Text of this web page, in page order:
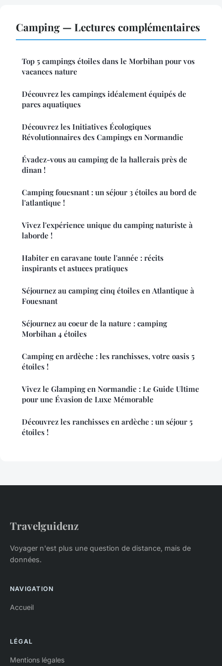
Camping — Lectures complémentaires
Top 5 campings étoiles dans le Morbihan pour vos
vacances nature
Découvrez les campings idéalement équipés de
parcs aquatiques
Découvrez les Initiatives Écologiques
Révolutionnaires des Campings en Normandie
Évadez-vous au camping de la hallerais près de
dinan !
Camping fouesnant : un séjour 3 étoiles au bord de
l'atlantique !
Vivez l'expérience unique du camping naturiste à
laborde !
Habiter en caravane toute l'année : récits
inspirants et astuces pratiques
Séjournez au camping cinq étoiles en Atlantique à
Fouesnant
Séjournez au coeur de la nature : camping
Morbihan 4 étoiles
Camping en ardèche : les ranchisses, votre oasis 5
étoiles !
Vivez le Glamping en Normandie : Le Guide Ultime
pour une Évasion de Luxe Mémorable
Découvrez les ranchisses en ardèche : un séjour 5
étoiles !
Travelguidenz
Voyager n'est plus une question de distance, mais de
données.
NAVIGATION
Accueil
LÉGAL
Mentions légales